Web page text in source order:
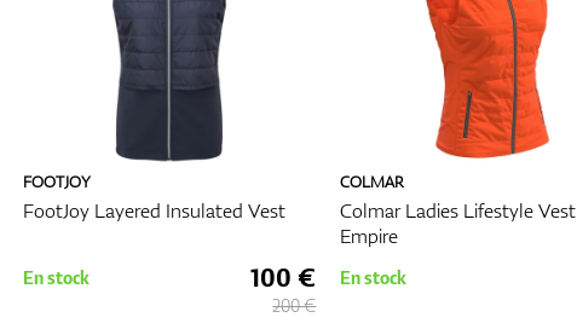
FOOTJOY
FootJoy Layered Insulated Vest
En stock 100 €
200 €
COLMAR
Colmar Ladies Lifestyle Vest
Empire
En stock